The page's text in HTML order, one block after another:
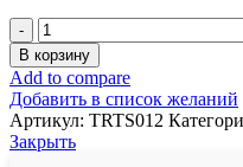
Количество
товара
Таро
карты
Таро
Мудрость
Стихий
В корзину
Add to compare
Добавить в список желаний
Артикул: TRTS012
Закрыть